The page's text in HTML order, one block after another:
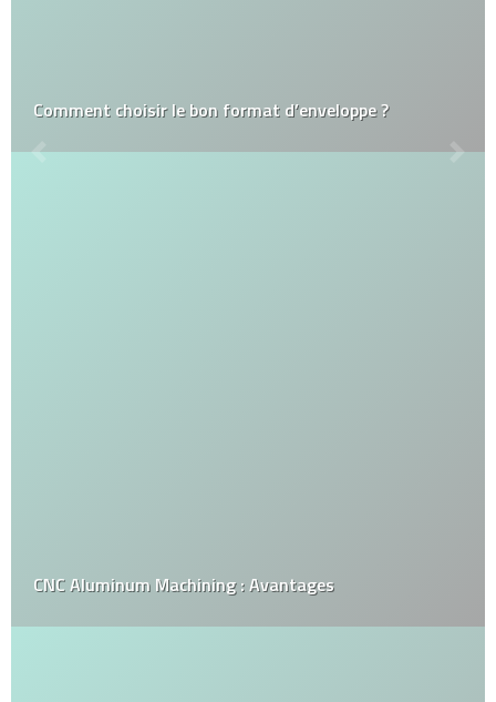
Comment choisir le bon format d’enveloppe ?
CNC Aluminum Machining : Avantages